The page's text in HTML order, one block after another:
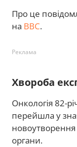
Про це
на BBC.
Реклама
Хвороба
Онкологія 82-
перейшла у
органи.